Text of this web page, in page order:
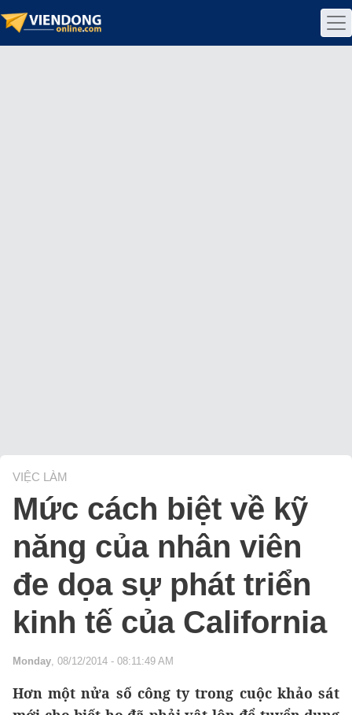
VIỆC LÀM
Mức cách biệt về kỹ
năng của nhân viên
đe dọa sự phát triển
kinh tế của California
Monday, 08/12/2014 - 08:11:49 AM
Hơn một nửa số công ty trong cuộc khảo sát